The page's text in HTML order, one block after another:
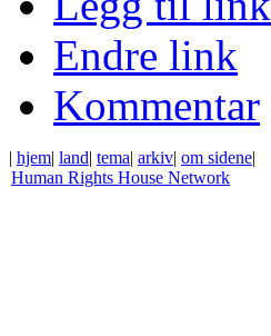
Endre link
Kommentar
| hjem| land| tema| arkiv| om sidene|
Human Rights House Network